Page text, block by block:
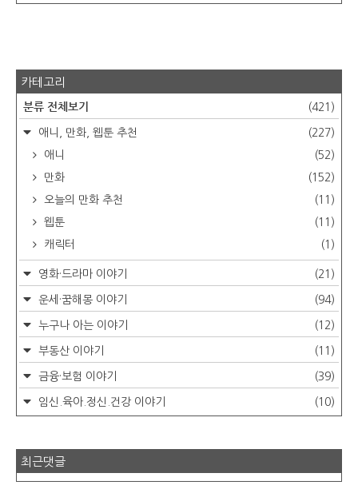
카테고리
분류 전체보기 (421)
애니, 만화, 웹툰 추천
(227)
애니
(52)
만화
(152)
오늘의 만화 추천
(11)
웹툰
(11)
캐릭터
(1)
영화·드라마 이야기 (21)
운세·꿈해몽 이야기 (94)
누구나 아는 이야기 (12)
부동산 이야기 (11)
금융·보험 이야기 (39)
임신.육아.정신.건강 이야기 (10)
최근댓글